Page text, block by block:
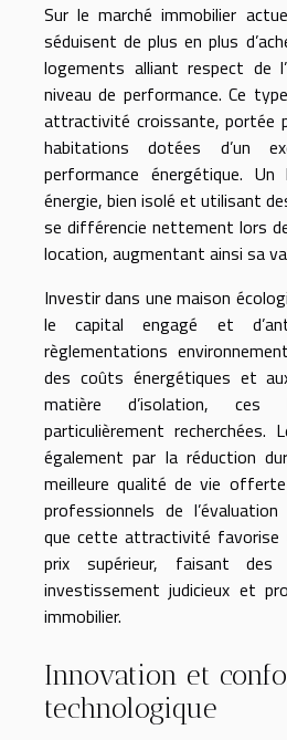
Sur le marché immobilier
séduisent de plus en plus
logements alliant respect de
niveau de performance. Ce
attractivité croissante, portée
habitations dotées d’un
performance énergétique.
énergie, bien isolé et utilisant
se différencie nettement lors
location, augmentant ainsi sa
Investir dans une maison
le capital engagé et
règlementations
des coûts énergétiques et
matière d’isolation, ces
particulièrement recherchées.
également par la réduction
meilleure qualité de vie
professionnels de
que cette attractivité favorise
prix supérieur, faisant des
investissement judicieux et
immobilier.
Innovation et
technologique